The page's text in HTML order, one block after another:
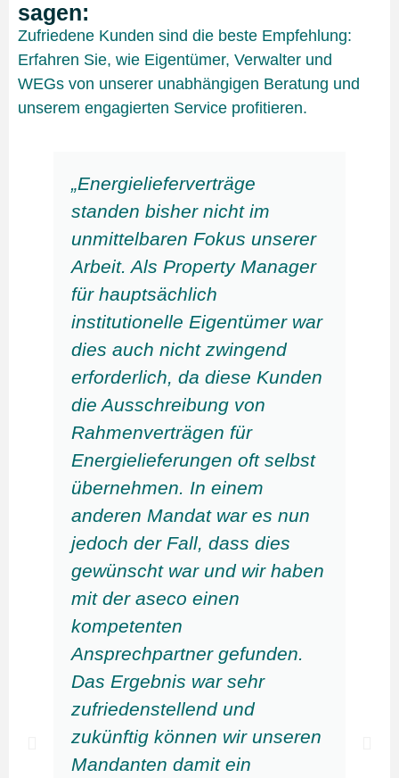
sagen:
Zufriedene Kunden sind die beste Empfehlung:
Erfahren Sie, wie Eigentümer, Verwalter und
WEGs von unserer unabhängigen Beratung und
unserem engagierten Service profitieren.
„Energielieferverträge
standen bisher nicht im
unmittelbaren Fokus unserer
Arbeit. Als Property Manager
für hauptsächlich
institutionelle Eigentümer war
dies auch nicht zwingend
erforderlich, da diese Kunden
die Ausschreibung von
Rahmenverträgen für
Energielieferungen oft selbst
übernehmen. In einem
anderen Mandat war es nun
jedoch der Fall, dass dies
gewünscht war und wir haben
mit der aseco einen
kompetenten
Ansprechpartner gefunden.
Das Ergebnis war sehr
zufriedenstellend und
zukünftig können wir unseren
Mandanten damit ein